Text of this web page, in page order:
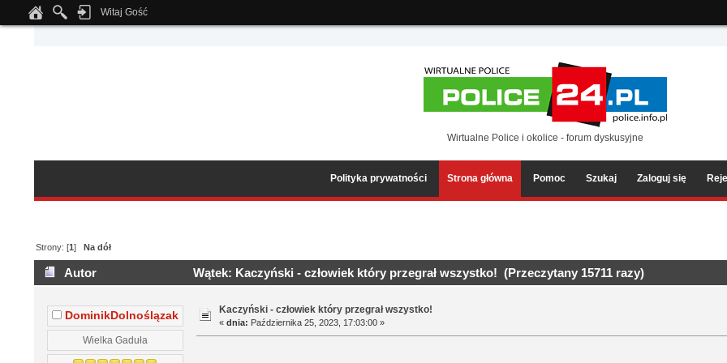
Notice: Undefined index: tapatalk_body_hook in
Witaj Gość
Wirtualne Police i okolice - forum dyskusyjne
Polityka prywatności Strona główna Pomoc Szukaj Zaloguj się
Strony: [1]Na dół
Autor Wątek: Kaczyński - człowiek który przegrał wszystko! (Przeczytany 15711 razy)
DominikDolnoślązak
Wielka Gaduła
Kaczyński - człowiek który przegrał wszystko!
«dnia: Października 25, 2023, 17:03:00 »